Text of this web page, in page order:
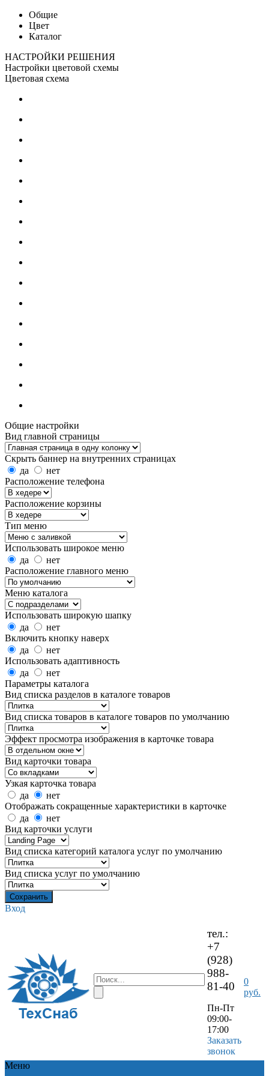
Общие
Цвет
Каталог
НАСТРОЙКИ РЕШЕНИЯ
Настройки цветовой схемы
Цветовая схема
Общие настройки
Вид главной страницы
Скрыть баннер на внутренних страницах
да
нет
Расположение телефона
Расположение корзины
Тип меню
Использовать широкое меню
да
нет
Расположение главного меню
Меню каталога
Использовать широкую шапку
да
нет
Включить кнопку наверх
да
нет
Использовать адаптивность
да
нет
Параметры каталога
Вид списка разделов в каталоге товаров
Вид списка товаров в каталоге товаров по умолчанию
Эффект просмотра изображения в карточке товара
Вид карточки товара
Узкая карточка товара
да
нет
Отображать сокращенные характеристики в карточке
да
нет
Вид карточки услуги
Вид списка категорий каталога услуг по умолчанию
Вид списка услуг по умолчанию
Вход
тел.:
+7
(928)
988-
81-40
Пн-Пт
09:00-
17:00
Заказать
звонок
0
руб.
Меню